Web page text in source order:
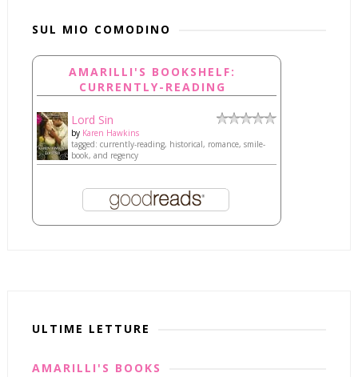
SUL MIO COMODINO
AMARILLI'S BOOKSHELF:
CURRENTLY-READING
Lord Sin
by Karen Hawkins
tagged: currently-reading, historical, romance, smile-
book, and regency
ULTIME LETTURE
AMARILLI'S BOOKS